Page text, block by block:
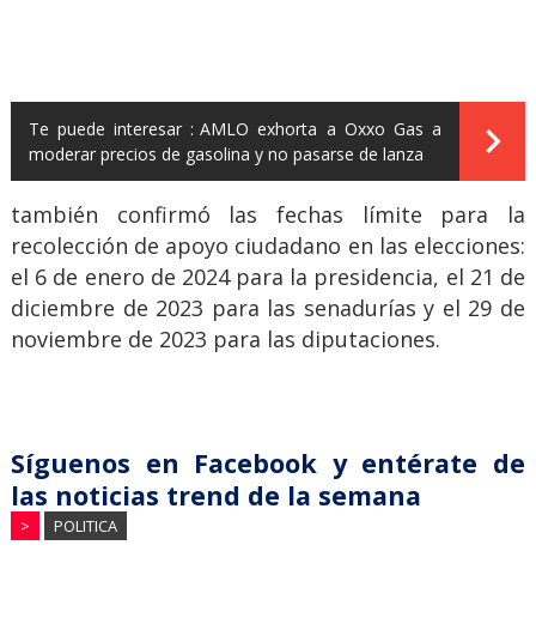
Te puede interesar : AMLO exhorta a Oxxo Gas a
moderar precios de gasolina y no pasarse de lanza
también confirmó las fechas límite para la
recolección de apoyo ciudadano en las elecciones:
el 6 de enero de 2024 para la presidencia, el 21 de
diciembre de 2023 para las senadurías y el 29 de
noviembre de 2023 para las diputaciones.
Síguenos en Facebook y entérate de
las noticias trend de la semana
> POLITICA